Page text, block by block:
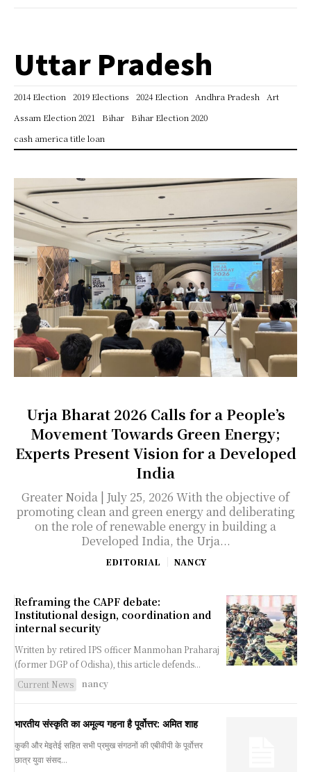
Uttar Pradesh
2014 Election 2019 Elections 2024 Election Andhra Pradesh
Art
Assam Election 2021
Bihar
Bihar Election 2020
cash america title loan
Urja Bharat 2026 Calls for a People’s
Movement Towards Green Energy;
Experts Present Vision for a Developed
India
Greater Noida | July 25, 2026 With the objective of
promoting clean and green energy and deliberating
on the role of renewable energy in building a
Developed India, the Urja...
EDITORIAL NANCY
Reframing the CAPF debate:
Institutional design, coordination and
internal security
Written by retired IPS officer Manmohan Praharaj
(former DGP of Odisha), this article defends...
Current News
nancy
भारतीय संस्कृति का अमूल्य गहना है पूर्वोत्तर: अमित शाह
कुकी और मेइतेई सहित सभी प्रमुख संगठनों की एबीवीपी के पूर्वोत्तर
छात्र युवा संसद...